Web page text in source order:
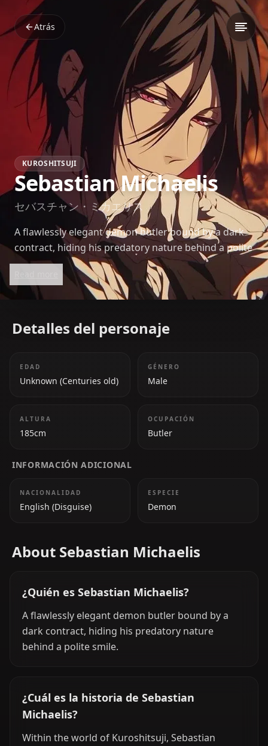
Atrás
KUROSHITSUJI
Sebastian Michaelis
セバスチャン・ミカエリス
A flawlessly elegant demon butler bound by a dark
contract, hiding his predatory nature behind a polite
smile.
Detalles del personaje
EDAD
Unknown (Centuries old)
GÉNERO
Male
ALTURA
185cm
OCUPACIÓN
Butler
INFORMACIÓN ADICIONAL
NACIONALIDAD
English (Disguise)
ESPECIE
Demon
About Sebastian Michaelis
¿Quién es Sebastian Michaelis?
A flawlessly elegant demon butler bound by a
dark contract, hiding his predatory nature
behind a polite smile.
¿Cuál es la historia de Sebastian
Michaelis?
Within the world of Kuroshitsuji, Sebastian